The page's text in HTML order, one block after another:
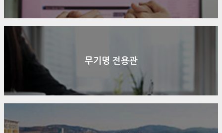
무기명 전용관